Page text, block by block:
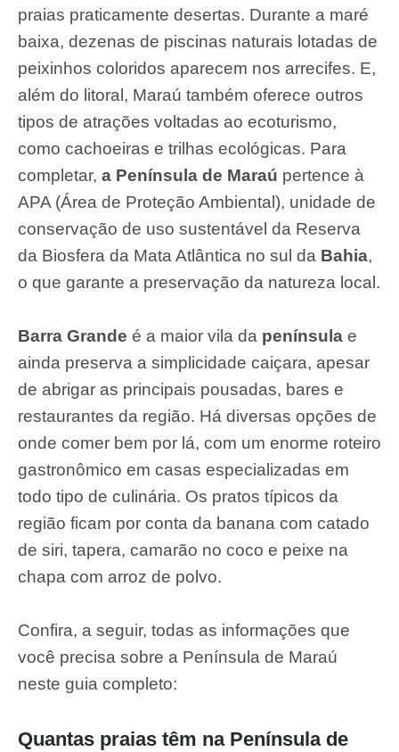
praias praticamente desertas. Durante a maré
baixa, dezenas de piscinas naturais lotadas de
peixinhos coloridos aparecem nos arrecifes. E,
além do litoral, Maraú também oferece outros
tipos de atrações voltadas ao ecoturismo,
como cachoeiras e trilhas ecológicas. Para
completar, a Península de Maraú pertence à
APA (Área de Proteção Ambiental), unidade de
conservação de uso sustentável da Reserva
da Biosfera da Mata Atlântica no sul da Bahia,
o que garante a preservação da natureza local.
Barra Grande é a maior vila da península e
ainda preserva a simplicidade caiçara, apesar
de abrigar as principais pousadas, bares e
restaurantes da região. Há diversas opções de
onde comer bem por lá, com um enorme roteiro
gastronômico em casas especializadas em
todo tipo de culinária. Os pratos típicos da
região ficam por conta da banana com catado
de siri, tapera, camarão no coco e peixe na
chapa com arroz de polvo.
Confira, a seguir, todas as informações que
você precisa sobre a Península de Maraú
neste guia completo:
Quantas praias têm na Península de